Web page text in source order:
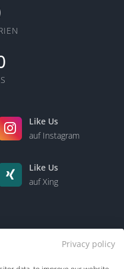
Like Us
auf Instagram
Like Us
auf Xing
Privacy policy